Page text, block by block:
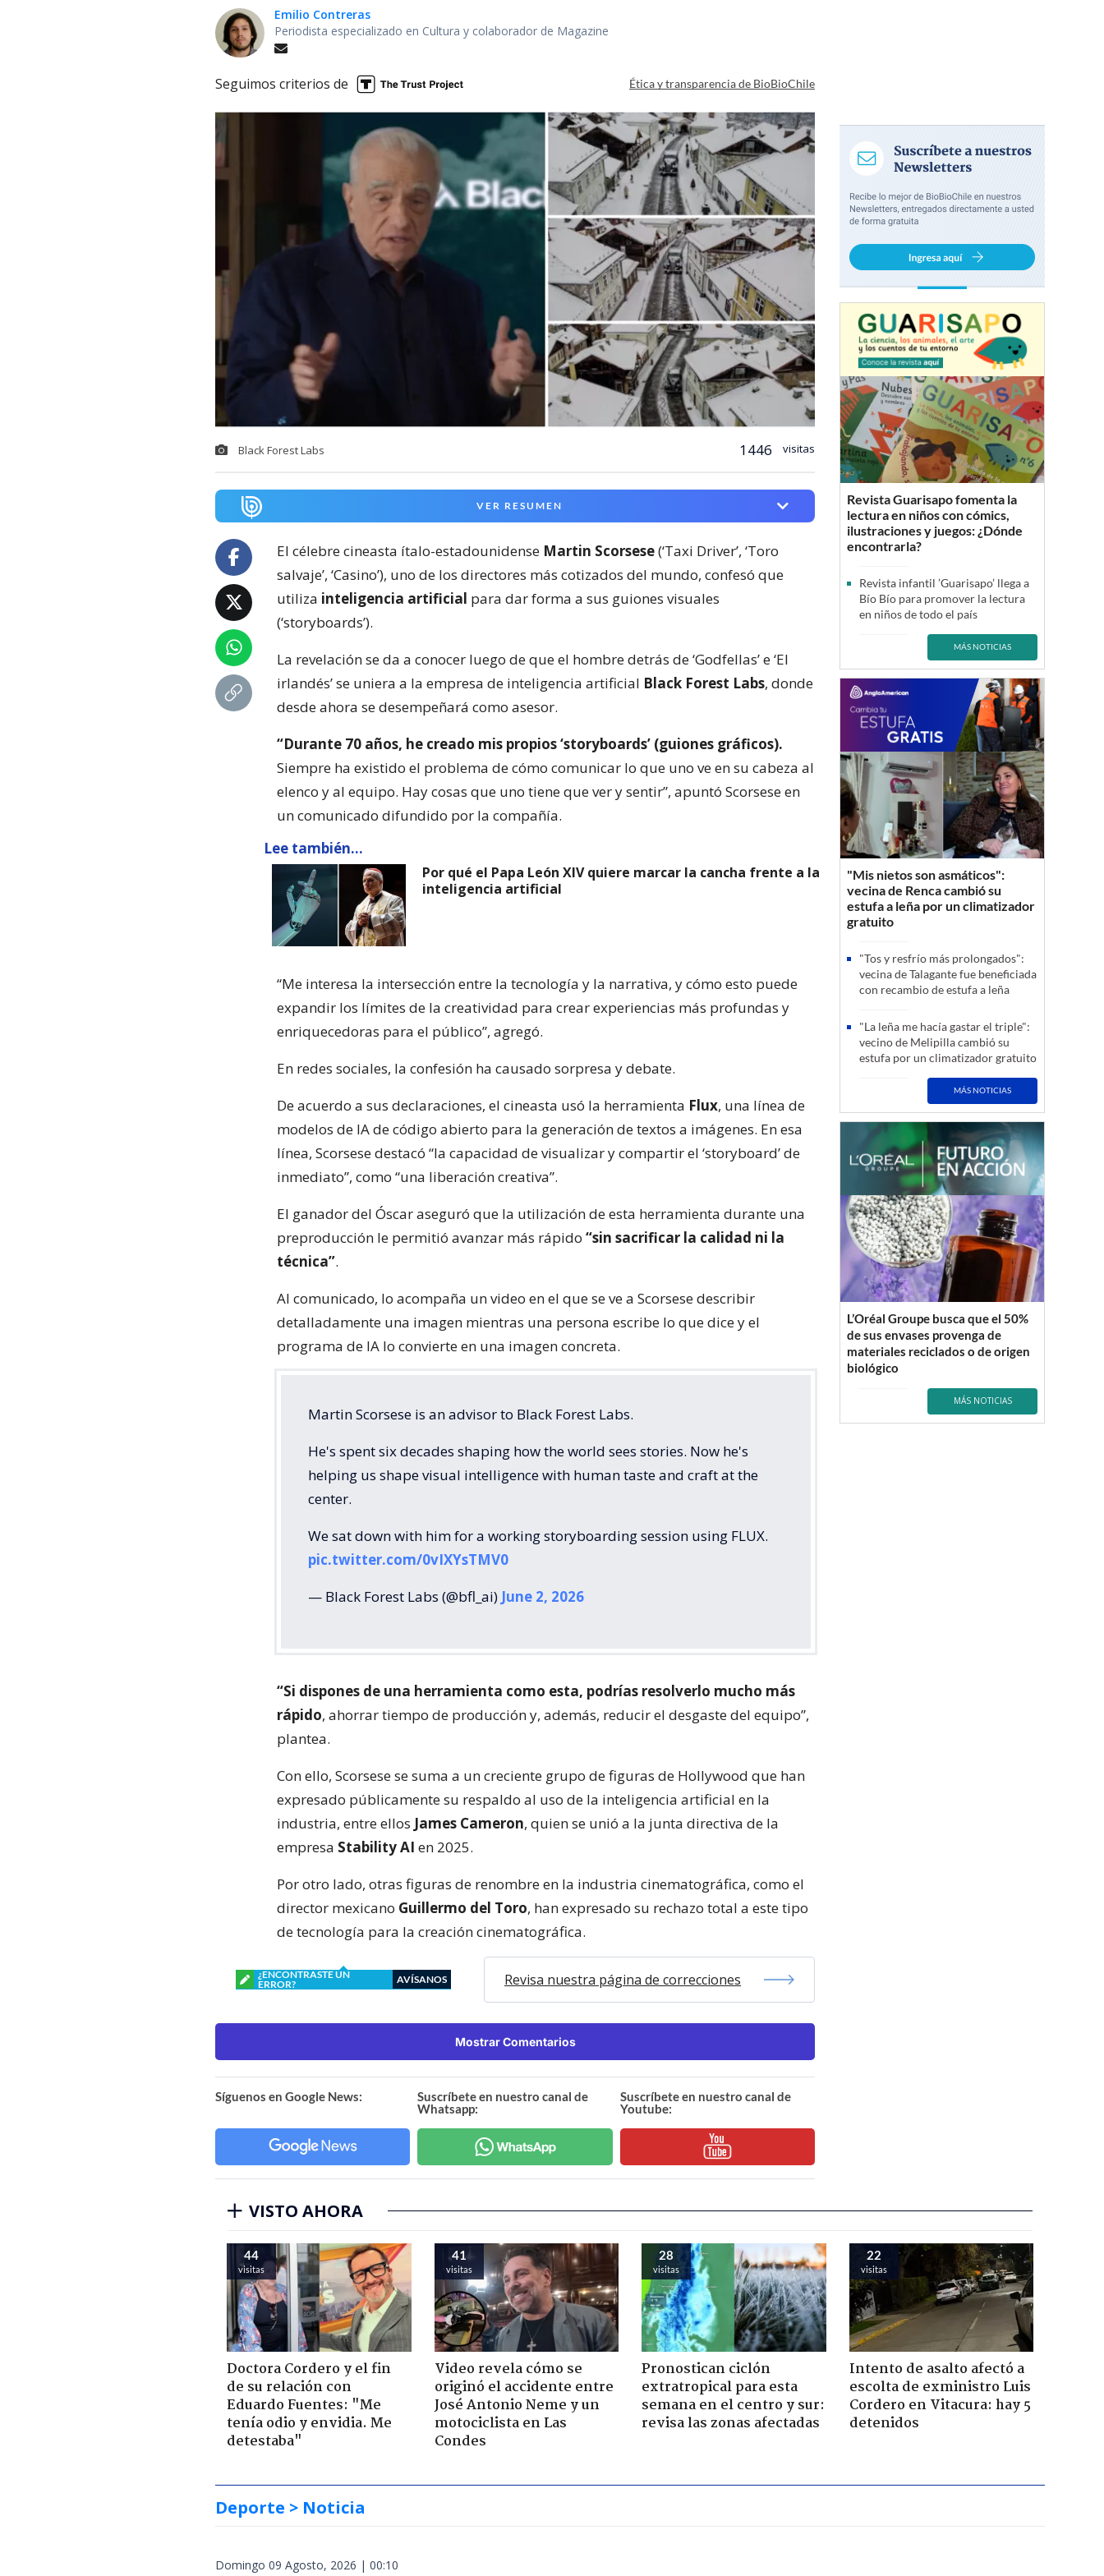
Emilio Contreras
Periodista especializado en Cultura y colaborador de Magazine
Seguimos criterios de Ética y transparencia de BioBioChile
Black Forest Labs 1446 visitas
VER RESUMEN
El célebre cineasta ítalo-estadounidense Martin Scorsese(‘Taxi Driver’, ‘Toro
salvaje’, ‘Casino’), uno de los directores más cotizados del mundo, confesó que
utiliza inteligencia artificial para dar forma a sus guiones visuales
(‘storyboards’).
La revelación se da a conocer luego de que el hombre detrás de ‘Godfellas’ e ‘El
irlandés’ se uniera a la empresa de inteligencia artificial Black Forest Labs, donde
desde ahora se desempeñará como asesor.
“Durante 70 años, he creado mis propios ‘storyboards’ (guiones gráficos).
Siempre ha existido el problema de cómo comunicar lo que uno ve en su cabeza al
elenco y al equipo. Hay cosas que uno tiene que ver y sentir”, apuntó Scorsese en
un comunicado difundido por la compañía.
Lee también...
Por qué el Papa León XIV quiere marcar la cancha frente a la
inteligencia artificial
“Me interesa la intersección entre la tecnología y la narrativa, y cómo esto puede
expandir los límites de la creatividad para crear experiencias más profundas y
enriquecedoras para el público”, agregó.
En redes sociales, la confesión ha causado sorpresa y debate.
De acuerdo a sus declaraciones, el cineasta usó la herramienta Flux, una línea de
modelos de IA de código abierto para la generación de textos a imágenes. En esa
línea, Scorsese destacó “la capacidad de visualizar y compartir el ‘storyboard’ de
inmediato”, como “una liberación creativa”.
El ganador del Óscar aseguró que la utilización de esta herramienta durante una
preproducción le permitió avanzar más rápido “sin sacrificar la calidad ni la
técnica”.
Al comunicado, lo acompaña un video en el que se ve a Scorsese describir
detalladamente una imagen mientras una persona escribe lo que dice y el
programa de IA lo convierte en una imagen concreta.
Martin Scorsese is an advisor to Black Forest Labs.
He's spent six decades shaping how the world sees stories. Now he's
helping us shape visual intelligence with human taste and craft at the
center.
We sat down with him for a working storyboarding session using FLUX.
pic.twitter.com/0vIXYsTMV0
— Black Forest Labs (@bfl_ai) June 2, 2026
“Si dispones de una herramienta como esta, podrías resolverlo mucho más
rápido, ahorrar tiempo de producción y, además, reducir el desgaste del equipo”,
plantea.
Con ello, Scorsese se suma a un creciente grupo de figuras de Hollywood que han
expresado públicamente su respaldo al uso de la inteligencia artificial en la
industria, entre ellos James Cameron, quien se unió a la junta directiva de la
empresa Stability AI en 2025.
Por otro lado, otras figuras de renombre en la industria cinematográfica, como el
director mexicano Guillermo del Toro, han expresado su rechazo total a este tipo
de tecnología para la creación cinematográfica.
¿ENCONTRASTE UN
ERROR?
AVÍSANOS Revisa nuestra página de correcciones
Mostrar Comentarios
Síguenos en Google News:
Suscríbete en nuestro canal de
Whatsapp:
Suscríbete en nuestro canal de
Youtube:
Revista Guarisapo fomenta la
lectura en niños con cómics,
ilustraciones y juegos: ¿Dónde
encontrarla?
Revista infantil ’Guarisapo’ llega a
Bío Bío para promover la lectura
en niños de todo el país
MÁS NOTICIAS
"Mis nietos son asmáticos":
vecina de Renca cambió su
estufa a leña por un climatizador
gratuito
"Tos y resfrío más prolongados":
vecina de Talagante fue beneficiada
con recambio de estufa a leña
"La leña me hacía gastar el triple":
vecino de Melipilla cambió su
estufa por un climatizador gratuito
MÁS NOTICIAS
L’Oréal Groupe busca que el 50%
de sus envases provenga de
materiales reciclados o de origen
biológico
MÁS NOTICIAS
VISTO AHORA
44
visitas
Doctora Cordero y el fin
de su relación con
Eduardo Fuentes: "Me
tenía odio y envidia. Me
detestaba"
41
visitas
Video revela cómo se
originó el accidente entre
José Antonio Neme y un
motociclista en Las
Condes
28
visitas
Pronostican ciclón
extratropical para esta
semana en el centro y sur:
revisa las zonas afectadas
22
visitas
Intento de asalto afectó a
escolta de exministro Luis
Cordero en Vitacura: hay 5
detenidos
Deporte > Noticia
Domingo 09 Agosto, 2026 | 00:10